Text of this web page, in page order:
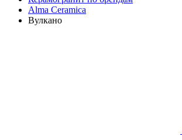
Alma Ceramica
Вулкано